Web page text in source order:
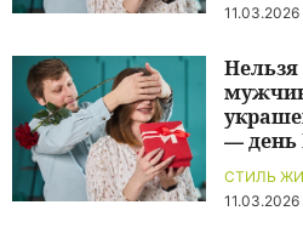
11.03.2026
СТИЛЬ
Нельзя
— день